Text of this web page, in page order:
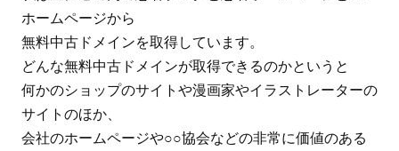
ホームページから
無料中古ドメインを取得しています。
どんな無料中古ドメインが取得できるのかというと
何かのショップのサイトや漫画家やイラストレーターの
サイトのほか、
会社のホームページや○○協会などの非常に価値のある